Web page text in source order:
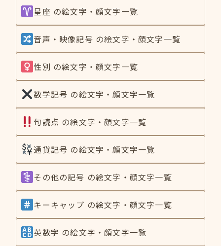
星座 の絵文字・顔文字一覧
音声・映像記号 の絵文字・顔文字一覧
性別 の絵文字・顔文字一覧
数学記号 の絵文字・顔文字一覧
句読点 の絵文字・顔文字一覧
通貨記号 の絵文字・顔文字一覧
その他の記号 の絵文字・顔文字一覧
キーキャップ の絵文字・顔文字一覧
英数字 の絵文字・顔文字一覧